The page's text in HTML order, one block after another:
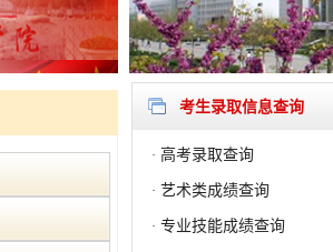
考生录取信息查询
· 高考录取查询
· 艺术类成绩查询
· 专业技能成绩查询